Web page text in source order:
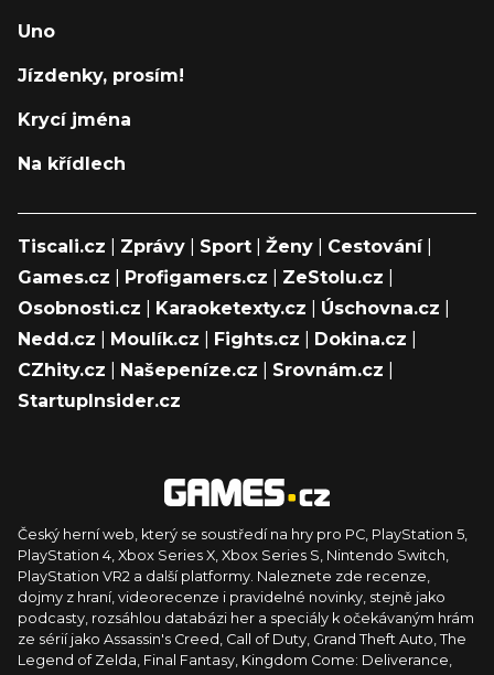
Uno
Jízdenky, prosím!
Krycí jména
Na křídlech
Tiscali.cz Zprávy Sport Ženy Cestování|
Games.cz
Profigamers.cz ZeStolu.cz
Osobnosti.cz
Karaoketexty.cz Úschovna.cz
Nedd.cz
Moulík.cz Fights.cz Dokina.cz
CZhity.cz
Našepeníze.cz Srovnám.cz
StartupInsider.cz
Český herní web, který se soustředí na hry pro PC, PlayStation 5,
PlayStation 4, Xbox Series X, Xbox Series S, Nintendo Switch,
PlayStation VR2 a další platformy. Naleznete zde recenze,
dojmy z hraní, videorecenze i pravidelné novinky, stejně jako
podcasty, rozsáhlou databázi her a speciály k očekávaným hrám
ze sérií jako Assassin's Creed, Call of Duty, Grand Theft Auto, The
Legend of Zelda, Final Fantasy, Kingdom Come: Deliverance,